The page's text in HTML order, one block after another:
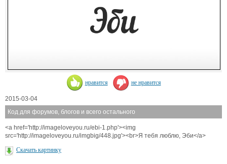
нравится не нравится
2015-03-04
Код для форумов, блогов и всего остального
<a href='http://imageloveyou.ru/ebi-1.php'><img
src='http://imageloveyou.ru/imgbig/448.jpg'><br>Я тебя люблю, Эби</a>
Скачать картинку